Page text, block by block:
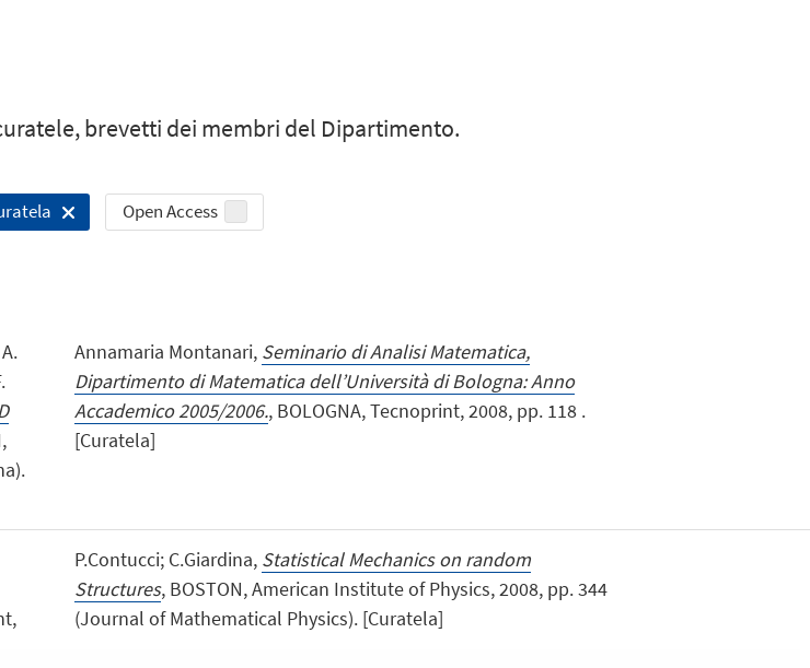
brevetti dei membri del Dipartimento.
Open Access
Annamaria Montanari, Seminario di Analisi Matematica,
Dipartimento di Matematica dell’Università di Bologna: Anno
Accademico 2005/2006., BOLOGNA, Tecnoprint, 2008, pp. 118 .
[Curatela]
P.Contucci; C.Giardina, Statistical Mechanics on random
Structures, BOSTON, American Institute of Physics, 2008, pp. 344
(Journal of Mathematical Physics). [Curatela]